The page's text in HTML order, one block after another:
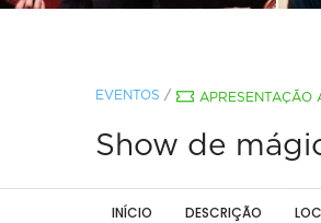
EVENTOS / APRESENTAÇÃO
Show de
INÍCIO DESCRIÇÃO